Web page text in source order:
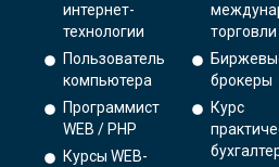
интернет-
технологии
Пользователь
компьютера
Программист
WEB / PHP
Курсы WEB-
торговли
брокеры
Курс